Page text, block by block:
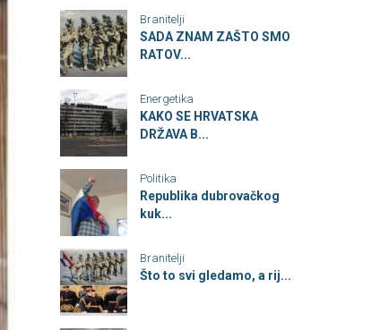
Branitelji
SADA ZNAM ZAŠTO SMO
RATOV...
Energetika
KAKO SE HRVATSKA
DRŽAVA B...
Politika
Republika dubrovačkog
kuk...
Branitelji
Što to svi gledamo, a rij...